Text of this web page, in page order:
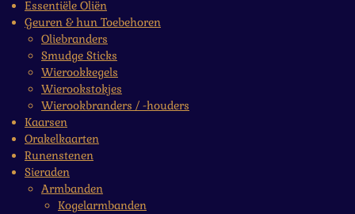
Essentiële Oliën
Geuren & hun Toebehoren
Oliebranders
Smudge Sticks
Wierookkegels
Wierookstokjes
Wierookbranders / -houders
Kaarsen
Orakelkaarten
Runenstenen
Sieraden
Armbanden
Kogelarmbanden